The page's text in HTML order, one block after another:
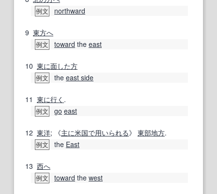
例文 northward
9 東方へ
例文 toward the east
10 東に面した方
例文 the east side
11 東に行く .
例文 go east
12 東洋; 《主に米国で用いられる》 東部地方.
例文 the East
13 西へ
例文 toward the west